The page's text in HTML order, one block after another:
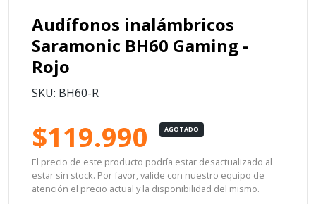
Audífonos inalámbricos
Saramonic BH60 Gaming -
Rojo
SKU: BH60-R
$119.990 AGOTADO
El precio de este producto podría estar desactualizado al
estar sin stock. Por favor, valide con nuestro equipo de
atención el precio actual y la disponibilidad del mismo.